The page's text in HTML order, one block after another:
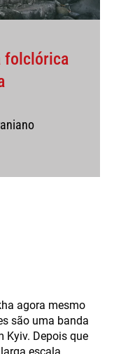
folclórica
agora mesmo
são uma banda
Kyiv. Depois que